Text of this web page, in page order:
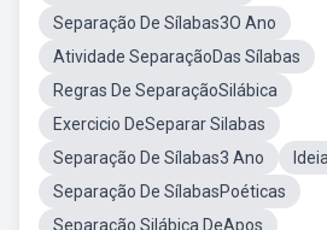
Separação De Sílabas3O Ano
Atividade SeparaçãoDas Sílabas
Regras De SeparaçãoSilábica
Exercicio DeSeparar Silabas
Separação De Sílabas3 Ano
Separação De SílabasPoéticas
Separação Silábica DeApos